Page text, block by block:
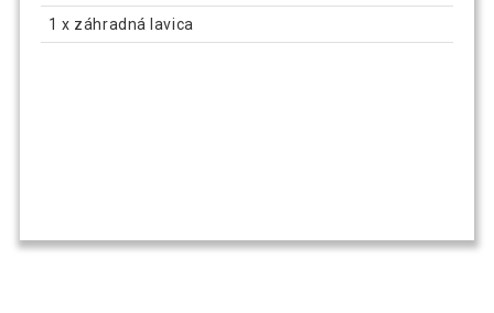
1 x záhradná lavica